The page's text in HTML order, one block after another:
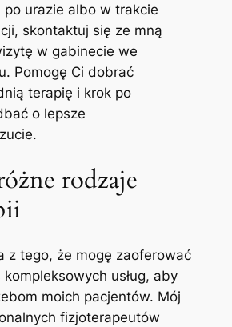
po urazie albo w trakcie
skontaktuj się ze mną
w gabinecie we
Pomogę Ci dobrać
terapię i krok po
o lepsze
rodzaje
z tego, że mogę zaoferować
usług, aby
moich pacjentów. Mój
fizjoterapeutów